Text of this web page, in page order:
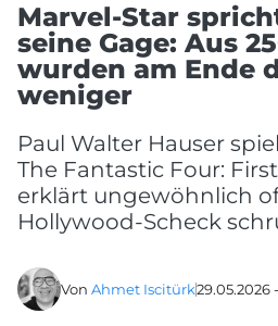
Marvel-Star
seine Gage: Aus
wurden am Ende
weniger
Paul Walter Hauser
The Fantastic Four:
erklärt ungewöhnlich
Hollywood-Scheck
Von Ahmet Iscitürk29.05.2026